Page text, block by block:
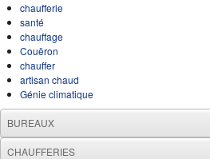
chaufferie
santé
chauffage
Couëron
chauffer
artisan chaud
Génie climatique
BUREAUX
CHAUFFERIES